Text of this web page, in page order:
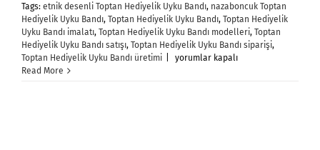
Tags: etnik desenli Toptan Hediyelik Uyku Bandı, nazaboncuk Toptan
Hediyelik Uyku Bandı, Toptan Hediyelik Uyku Bandı, Toptan Hediyelik
Uyku Bandı imalatı, Toptan Hediyelik Uyku Bandı modelleri, Toptan
Hediyelik Uyku Bandı satışı, Toptan Hediyelik Uyku Bandı siparişi,
Toptan Hediyelik Uyku Bandı üretimi
Toptan
yorumlar kapalı
Read More